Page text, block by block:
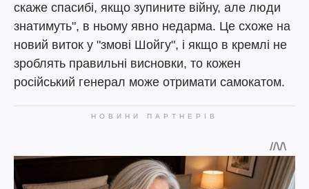
скаже спасибі, якщо зупините війну, але люди
знатимуть", в ньому явно недарма. Це схоже на
новий виток у "змові Шойгу", і якщо в кремлі не
зроблять правильні висновки, то кожен
російський генерал може отримати самокатом.